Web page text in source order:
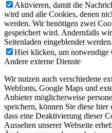
Aktivieren, damit die
wird und alle Cookies, denen
werden. Wir benötigen zwei
gespeichert wird. Andernfalls
Seitenladen eingeblendet werden.
Hier klicken, um notwendige
Andere externe Dienste
Wir nutzen auch verschiedene
Webfonts, Google Maps und
Anbieter möglicherweise
speichern, können Sie diese
dass eine Deaktivierung dieser
Aussehen unserer Webseite